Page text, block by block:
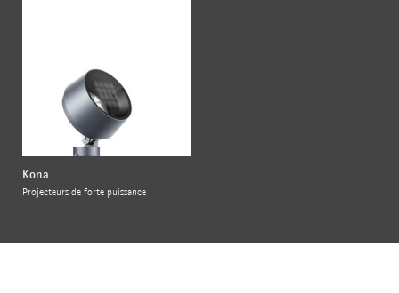
Kona
Projecteurs de forte puissance